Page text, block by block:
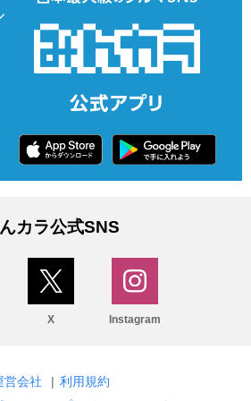
カラ公式SNS
X Instagram
営会社 | 利用規約